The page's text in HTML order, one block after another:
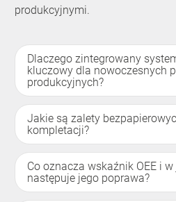
produkcyjnymi.
Dlaczego zintegrowany
kluczowy dla nowoczesnych
produkcyjnych?
Jakie są zalety
kompletacji?
Co oznacza wskaźnik OEE i
następuje jego poprawa?